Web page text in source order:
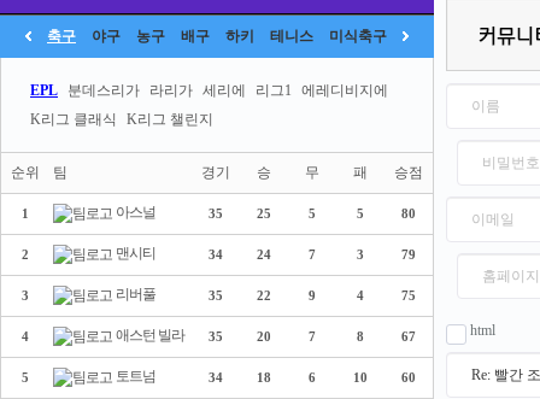
축구 야구 농구 배구 하키 테니스 미식축구
EPL 분데스리가 라리가 세리에 리그1
에레디비지에
K리그 클래식
K리그 챌린지
순위 팀 경기 승 무 패 승점
1 아스널 35 25 5 5 80
2 맨시티 34 24 7 3 79
3 리버풀 35 22 9 4 75
4 애스턴 빌라 35 20 7 8 67
5 토트넘 34 18 6 10 60
html